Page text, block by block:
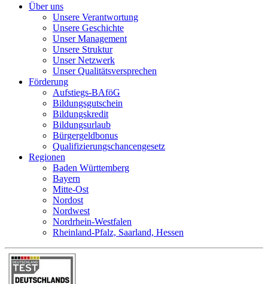
Über uns
Unsere Verantwortung
Unsere Geschichte
Unser Management
Unsere Struktur
Unser Netzwerk
Unser Qualitätsversprechen
Förderung
Aufstiegs-BAföG
Bildungsgutschein
Bildungskredit
Bildungsurlaub
Bürgergeldbonus
Qualifizierungschancengesetz
Regionen
Baden Württemberg
Bayern
Mitte-Ost
Nordost
Nordwest
Nordrhein-Westfalen
Rheinland-Pfalz, Saarland, Hessen